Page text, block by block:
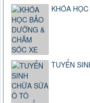
KHÓA
TUYỂN